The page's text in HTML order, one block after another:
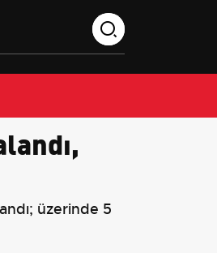
üzerinde 5